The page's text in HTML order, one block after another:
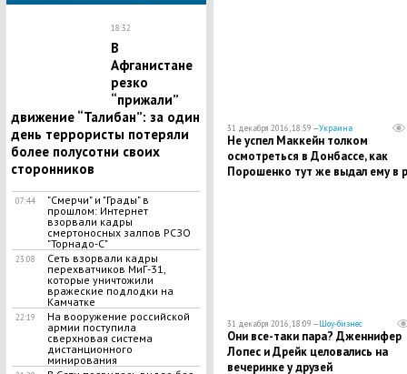
18:32
В
Афганистане
резко
“прижали”
движение “Талибан”: за один
день террористы потеряли
более полусотни своих
сторонников
07:44
"Смерчи" и "Грады" в
прошлом: Интернет
взорвали кадры
смертоносных залпов РСЗО
"Торнадо-С"
23:08
Сеть взорвали кадры
перехватчиков МиГ-31,
которые уничтожили
вражеские подлодки на
Камчатке
22:19
На вооружение российской
армии поступила
сверхновая система
дистанционного
минирования
31 декабря 2016, 18:59 —Украина
Не успел Маккейн толком
осмотреться в Донбассе, как
Порошенко тут же выдал ему в
31 декабря 2016, 18:09 —Шоу-бизнес
Они все-таки пара? Дженнифер
Лопес и Дрейк целовались на
вечеринке у друзей